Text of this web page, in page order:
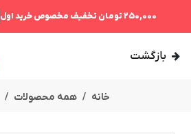
250,000 تومان تخفیف مخصوص خرید اول
بازگشت
خانه همه محصولات